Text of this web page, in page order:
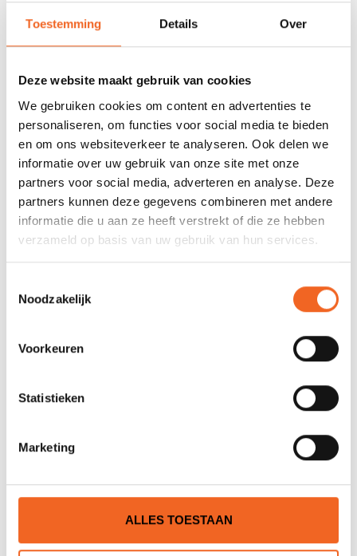
Toestemming Details Over
Deze website maakt gebruik van cookies
We gebruiken cookies om content en advertenties te
personaliseren, om functies voor social media te bieden
en om ons websiteverkeer te analyseren. Ook delen we
informatie over uw gebruik van onze site met onze
partners voor social media, adverteren en analyse. Deze
partners kunnen deze gegevens combineren met andere
informatie die u aan ze heeft verstrekt of die ze hebben
verzameld op basis van uw gebruik van hun services.
Noodzakelijk
Voorkeuren
Statistieken
Marketing
ALLES TOESTAAN
bedekt blijft. Dit shirt kan gedragen worden als basislaag of over
een andere dunnere basislaag. Het shirt is gemaakt uit 4-way
REVIEWS
Nog niet gewaardeerd
0 sterren op basis van 0 beoordelingen
JE BEOORDELING TOEVOEGEN
WOOLCORE WOMEN
OUTERCORE